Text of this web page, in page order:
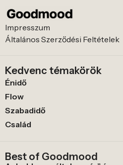
Impresszum
Általános Szerződési Feltételek
Kedvenc témakörök
Énidő
Flow
Szabadidő
Család
Best of Goodmood